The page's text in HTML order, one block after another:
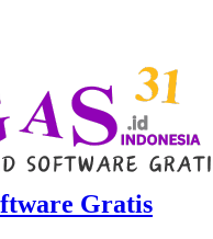
Gratis